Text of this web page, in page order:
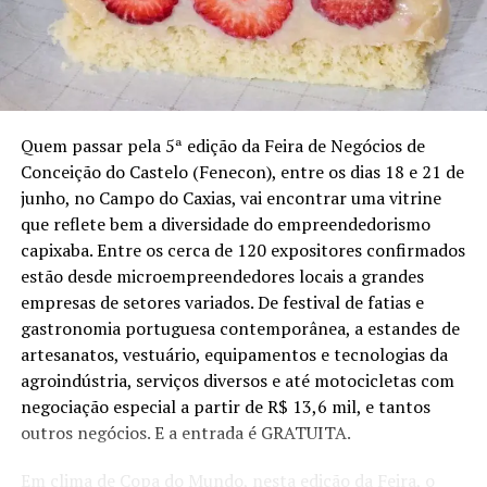
edição marca a consolidação da iniciativa como um
espaço de incentivo ao protagonismo juvenil. “O sucesso
da primeira edição mostrou o tamanho do potencial e da
criatividade dos nossos jovens. Este ano ampliamos a
programação, criamos novas oportunidades de negócios
e reforçamos o compromisso de colocar a juventude no
centro do desenvolvimento econômico, social e cultural
da nossa cidade”, afirma.
Shows ao vivo
A programação musical da feira vai reunir artistas de
diferentes estilos ao longo dos três dias de evento. Na
abertura, sobem ao palco o grupo SambADM, com sua
mistura de samba e pagode, e a cantora Flávia
Mendonça, que apresenta um repertório com clássicos
do axé, sucessos do pop e músicas autorais. Na quinta-
feira (2), o ritmo continua com os shows das bandas
pagode no Espírito Santo. Já na sexta-feira (3), o
Quem passar pela 5ª edição da Feira de Negócios de
Conceição do Castelo (Fenecon), entre os dias 18 e 21 de
junho, no Campo do Caxias, vai encontrar uma vitrine
que reflete bem a diversidade do empreendedorismo
capixaba. Entre os cerca de 120 expositores confirmados
estão desde microempreendedores locais a grandes
empresas de setores variados. De festival de fatias e
gastronomia portuguesa contemporânea, a estandes de
artesanatos, vestuário, equipamentos e tecnologias da
agroindústria, serviços diversos e até motocicletas com
negociação especial a partir de R$ 13,6 mil, e tantos
outros negócios. E a entrada é GRATUITA.
Em clima de Copa do Mundo, nesta edição da Feira, o